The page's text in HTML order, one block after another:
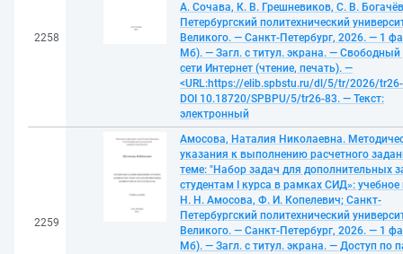
2258
А. Сочава, К. В. Грешневиков, С. В.
Петербургский политехнический
Великого. — Санкт-Петербург, 2026. — 1
Мб). — Загл. с титул. экрана. — Свободный
сети Интернет (чтение, печать). —
<URL:https://elib.spbstu.ru/dl/5/tr/2026/
DOI 10.18720/SPBPU/5/tr26-83. — Текст:
электронный
2259
Амосова, Наталия Николаевна.
указания к выполнению расчетного
теме: "Набор задач для дополнительных
студентам I курса в рамках СИД»: учебное
Н. Н. Амосова, Ф. И. Копелевич; Санкт-
Петербургский политехнический
Великого. — Санкт-Петербург, 2026. — 1
Мб). — Загл. с титул. экрана. — Доступ по